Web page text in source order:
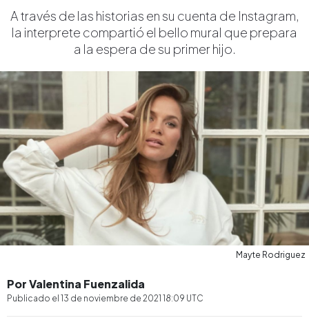
A través de las historias en su cuenta de Instagram,
la interprete compartió el bello mural que prepara
a la espera de su primer hijo.
Mayte Rodriguez
Por Valentina Fuenzalida
Publicado el 13 de noviembre de 2021 18:09 UTC